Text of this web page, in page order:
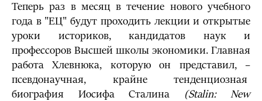
Теперь раз в месяц в течение нового учебного
года в "ЕЦ" будут проходить лекции и открытые
уроки историков, кандидатов наук и
профессоров Высшей школы экономики. Главная
работа Хлевнюка, которую он представил, –
псевдонаучная, крайне тенденциозная
биография Иосифа Сталина
(Stalin: New